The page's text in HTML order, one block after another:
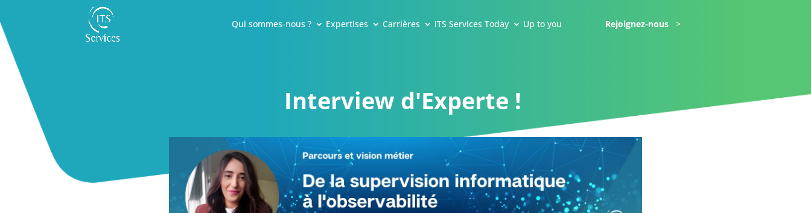
Qui sommes-nous ? Expertises Carrières ITS Services Today Up to you Rejoignez-nous
Interview d'Experte !